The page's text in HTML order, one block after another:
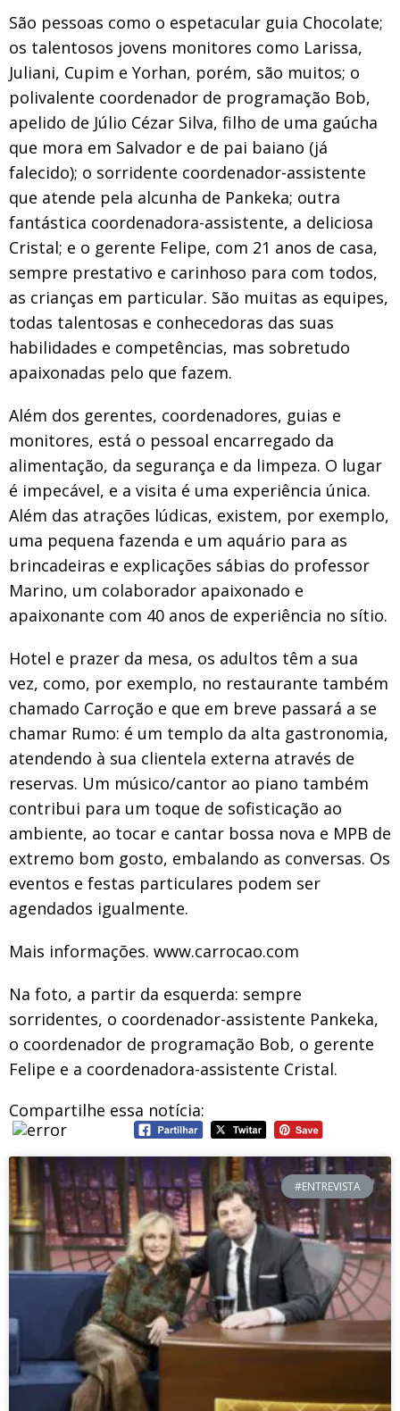
São pessoas como o espetacular guia Chocolate;
os talentosos jovens monitores como Larissa,
Juliani, Cupim e Yorhan, porém, são muitos; o
polivalente coordenador de programação Bob,
apelido de Júlio Cézar Silva, filho de uma gaúcha
que mora em Salvador e de pai baiano (já
falecido); o sorridente coordenador-assistente
que atende pela alcunha de Pankeka; outra
fantástica coordenadora-assistente, a deliciosa
Cristal; e o gerente Felipe, com 21 anos de casa,
sempre prestativo e carinhoso para com todos,
as crianças em particular. São muitas as equipes,
todas talentosas e conhecedoras das suas
habilidades e competências, mas sobretudo
apaixonadas pelo que fazem.
Além dos gerentes, coordenadores, guias e
monitores, está o pessoal encarregado da
alimentação, da segurança e da limpeza. O lugar
é impecável, e a visita é uma experiência única.
Além das atrações lúdicas, existem, por exemplo,
uma pequena fazenda e um aquário para as
brincadeiras e explicações sábias do professor
Marino, um colaborador apaixonado e
apaixonante com 40 anos de experiência no sítio.
Hotel e prazer da mesa, os adultos têm a sua
vez, como, por exemplo, no restaurante também
chamado Carroção e que em breve passará a se
chamar Rumo: é um templo da alta gastronomia,
atendendo à sua clientela externa através de
reservas. Um músico/cantor ao piano também
contribui para um toque de sofisticação ao
ambiente, ao tocar e cantar bossa nova e MPB de
extremo bom gosto, embalando as conversas. Os
eventos e festas particulares podem ser
agendados igualmente.
Mais informações. www.carrocao.com
Na foto, a partir da esquerda: sempre
sorridentes, o coordenador-assistente Pankeka,
o coordenador de programação Bob, o gerente
Felipe e a coordenadora-assistente Cristal.
Compartilhe essa notícia:
#ENTREVISTA